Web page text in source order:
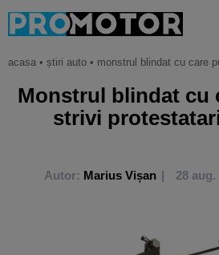
acasa • știri auto • monstrul blindat cu care
Monstrul blindat cu
strivi
Autor: Marius Vișan 28 aug.